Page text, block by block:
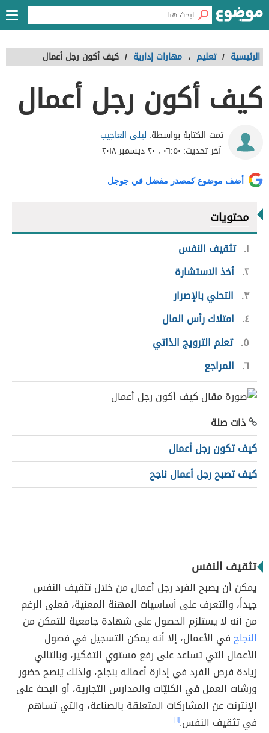
الرئيسية / تعليم ، مهارات إدارية / كيف أكون رجل أعمال
كيف أكون رجل أعمال
تمت الكتابة بواسطة: ليلى العاجيب
آخر تحديث: ٠٦:٥٠ ، ٢٠ ديسمبر ٢٠١٨
أضف موضوع كمصدر مفضل في جوجل
محتويات
١ تثقيف النفس
٢ أخذ الاستشارة
٣
التحلي بالإصرار
٤
امتلاك رأس المال
٥ تعلم الترويج الذاتي
٦ المراجع
ذات صلة
كيف تكون رجل أعمال
كيف تصبح رجل أعمال ناجح
تثقيف النفس
يمكن أن يصبح الفرد رجل أعمال من خلال تثقيف النفس
جيداً، والتعرف على أساسيات المهنة المعنية، فعلى الرغم
من أنه لا يستلزم الحصول على شهادة جامعية للتمكن من
النجاحفي الأعمال، إلا أنه يمكن التسجيل في فصول
الأعمال التي تساعد على رفع مستوي التفكير، وبالتالي
زيادة فرص الفرد في إدارة أعماله بنجاح، ولذلك يُنصح حضور
ورشات العمل في الكليّات والمدارس التجارية، أو البحث على
الإنترنت عن المشاركات المتعلقة بالصناعة، والتي تساهم
في تثقيف النفس.[١]